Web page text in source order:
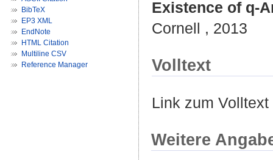
BibTeX
EP3 XML
EndNote
HTML Citation
Multiline CSV
Reference Manager
Existence of q-
Cornell , 2013
Volltext
Link zum
Weitere